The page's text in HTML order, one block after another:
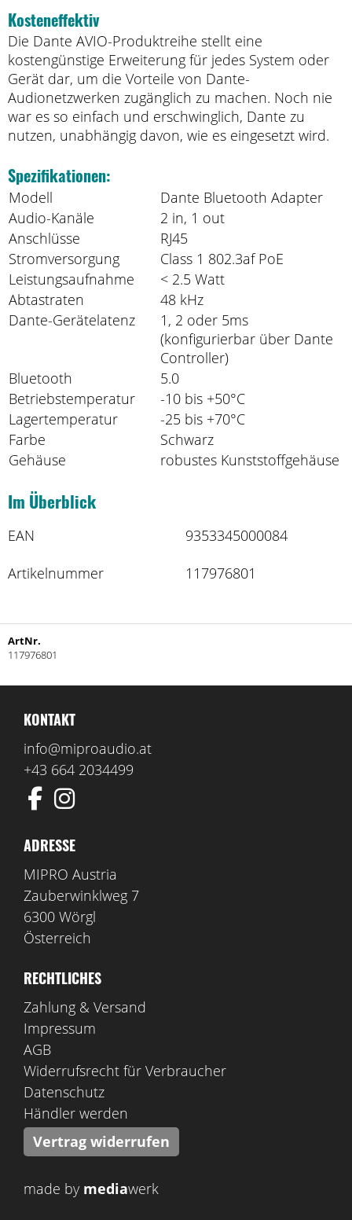
Kosteneffektiv
Die Dante AVIO-Produktreihe stellt eine
kostengünstige Erweiterung für jedes System oder
Gerät dar, um die Vorteile von Dante-
Audionetzwerken zugänglich zu machen. Noch nie
war es so einfach und erschwinglich, Dante zu
nutzen, unabhängig davon, wie es eingesetzt wird.
Spezifikationen:
Modell
Dante Bluetooth Adapter
Audio-Kanäle
2 in, 1 out
Anschlüsse
RJ45
Stromversorgung
Class 1 802.3af PoE
Leistungsaufnahme
< 2.5 Watt
Abtastraten
48 kHz
Dante-Gerätelatenz
1, 2 oder 5ms
(konfigurierbar über Dante
Controller)
Bluetooth
5.0
Betriebstemperatur
-10 bis +50°C
Lagertemperatur
-25 bis +70°C
Farbe
Schwarz
Gehäuse
robustes Kunststoffgehäuse
Im Überblick
EAN
9353345000084
Artikelnummer
117976801
ArtNr.
117976801
KONTAKT
info@miproaudio.at
+43 664 2034499
ADRESSE
MIPRO Austria
Zauberwinklweg 7
6300 Wörgl
Österreich
RECHTLICHES
Zahlung & Versand
Impressum
AGB
Widerrufsrecht für Verbraucher
Datenschutz
Händler werden
Vertrag widerrufen
made by mediawerk